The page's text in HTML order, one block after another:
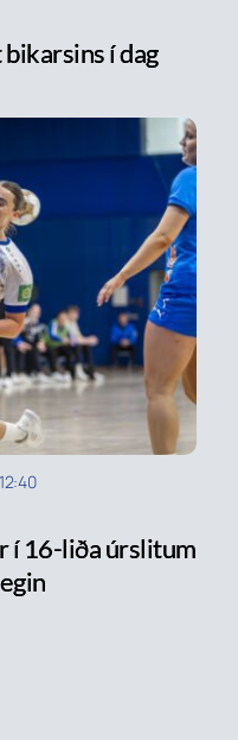
í dag
12:40
í 16-liða úrslitum